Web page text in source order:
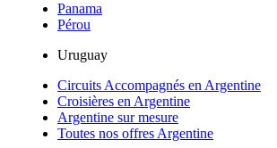
Panama
Pérou
Uruguay
Circuits Accompagnés en Argentine
Croisières en Argentine
Argentine sur mesure
Toutes nos offres Argentine